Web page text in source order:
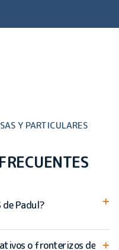
Y PARTICULARES
de Padul?
o fronterizos de